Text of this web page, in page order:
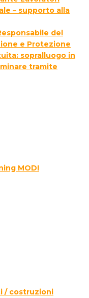
– supporto alla
del
e Protezione
sopralluogo in
tramite
MODI
/ costruzioni